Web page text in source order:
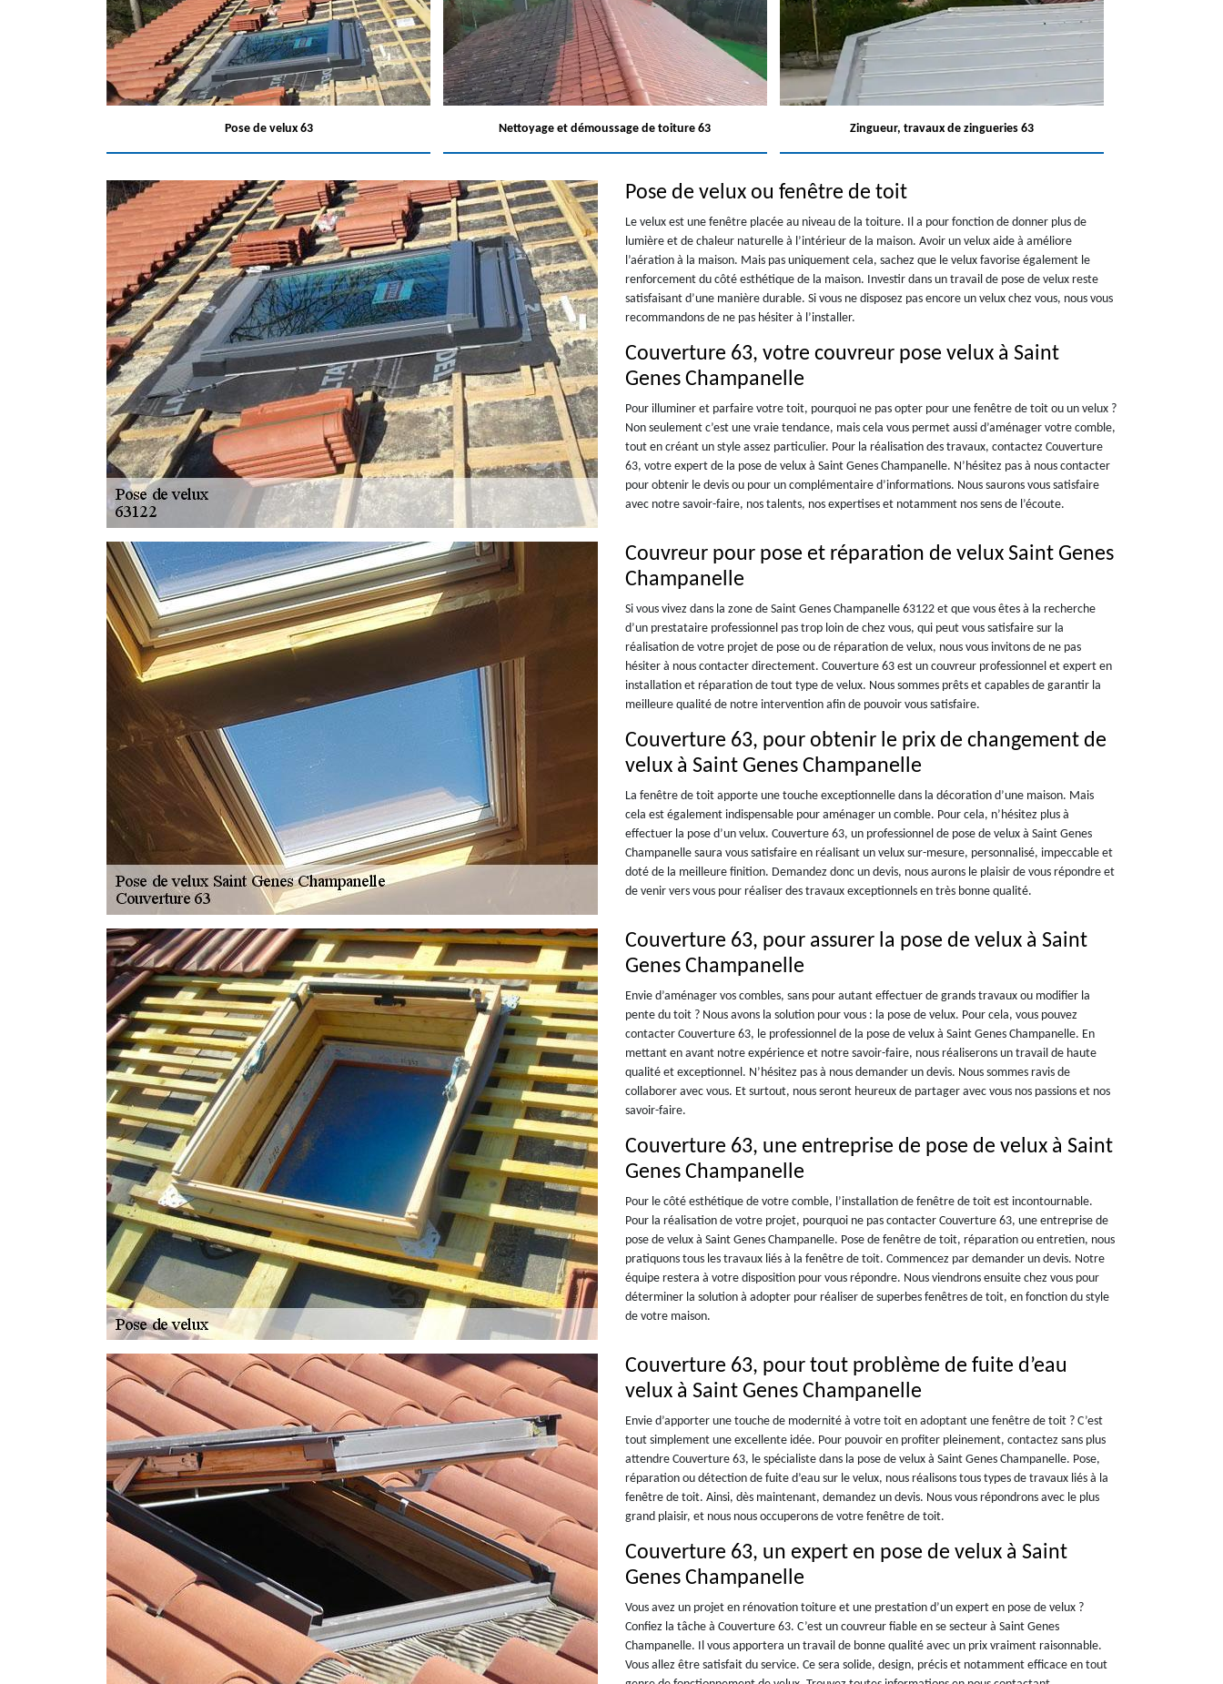
Pose de velux 63 Nettoyage et démoussage de toiture 63 Zingueur, travaux de zingueries 63
Pose de velux ou fenêtre de toit
Le velux est une fenêtre placée au niveau de la toiture. Il a pour fonction de donner plus de
lumière et de chaleur naturelle à l’intérieur de la maison. Avoir un velux aide à améliore
l’aération à la maison. Mais pas uniquement cela, sachez que le velux favorise également le
renforcement du côté esthétique de la maison. Investir dans un travail de pose de velux reste
satisfaisant d’une manière durable. Si vous ne disposez pas encore un velux chez vous, nous vous
recommandons de ne pas hésiter à l’installer.
Couverture 63, votre couvreur pose velux à Saint
Genes Champanelle
Pour illuminer et parfaire votre toit, pourquoi ne pas opter pour une fenêtre de toit ou un velux ?
Non seulement c’est une vraie tendance, mais cela vous permet aussi d’aménager votre comble,
tout en créant un style assez particulier. Pour la réalisation des travaux, contactez Couverture
63, votre expert de la pose de velux à Saint Genes Champanelle. N’hésitez pas à nous contacter
pour obtenir le devis ou pour un complémentaire d’informations. Nous saurons vous satisfaire
avec notre savoir-faire, nos talents, nos expertises et notamment nos sens de l’écoute.
Couvreur pour pose et réparation de velux Saint Genes
Champanelle
Si vous vivez dans la zone de Saint Genes Champanelle 63122 et que vous êtes à la recherche
d’un prestataire professionnel pas trop loin de chez vous, qui peut vous satisfaire sur la
réalisation de votre projet de pose ou de réparation de velux, nous vous invitons de ne pas
hésiter à nous contacter directement. Couverture 63 est un couvreur professionnel et expert en
installation et réparation de tout type de velux. Nous sommes prêts et capables de garantir la
meilleure qualité de notre intervention afin de pouvoir vous satisfaire.
Couverture 63, pour obtenir le prix de changement de
velux à Saint Genes Champanelle
La fenêtre de toit apporte une touche exceptionnelle dans la décoration d’une maison. Mais
cela est également indispensable pour aménager un comble. Pour cela, n’hésitez plus à
effectuer la pose d’un velux. Couverture 63, un professionnel de pose de velux à Saint Genes
Champanelle saura vous satisfaire en réalisant un velux sur-mesure, personnalisé, impeccable et
doté de la meilleure finition. Demandez donc un devis, nous aurons le plaisir de vous répondre et
de venir vers vous pour réaliser des travaux exceptionnels en très bonne qualité.
Couverture 63, pour assurer la pose de velux à Saint
Genes Champanelle
Envie d’aménager vos combles, sans pour autant effectuer de grands travaux ou modifier la
pente du toit ? Nous avons la solution pour vous : la pose de velux. Pour cela, vous pouvez
contacter Couverture 63, le professionnel de la pose de velux à Saint Genes Champanelle. En
mettant en avant notre expérience et notre savoir-faire, nous réaliserons un travail de haute
qualité et exceptionnel. N’hésitez pas à nous demander un devis. Nous sommes ravis de
collaborer avec vous. Et surtout, nous seront heureux de partager avec vous nos passions et nos
savoir-faire.
Couverture 63, une entreprise de pose de velux à Saint
Genes Champanelle
Pour le côté esthétique de votre comble, l’installation de fenêtre de toit est incontournable.
Pour la réalisation de votre projet, pourquoi ne pas contacter Couverture 63, une entreprise de
pose de velux à Saint Genes Champanelle. Pose de fenêtre de toit, réparation ou entretien, nous
pratiquons tous les travaux liés à la fenêtre de toit. Commencez par demander un devis. Notre
équipe restera à votre disposition pour vous répondre. Nous viendrons ensuite chez vous pour
déterminer la solution à adopter pour réaliser de superbes fenêtres de toit, en fonction du style
de votre maison.
Couverture 63, pour tout problème de fuite d’eau
velux à Saint Genes Champanelle
Envie d’apporter une touche de modernité à votre toit en adoptant une fenêtre de toit ? C’est
tout simplement une excellente idée. Pour pouvoir en profiter pleinement, contactez sans plus
attendre Couverture 63, le spécialiste dans la pose de velux à Saint Genes Champanelle. Pose,
réparation ou détection de fuite d’eau sur le velux, nous réalisons tous types de travaux liés à la
fenêtre de toit. Ainsi, dès maintenant, demandez un devis. Nous vous répondrons avec le plus
grand plaisir, et nous nous occuperons de votre fenêtre de toit.
Couverture 63, un expert en pose de velux à Saint
Genes Champanelle
Vous avez un projet en rénovation toiture et une prestation d’un expert en pose de velux ?
Confiez la tâche à Couverture 63. C’est un couvreur fiable en se secteur à Saint Genes
Champanelle. Il vous apportera un travail de bonne qualité avec un prix vraiment raisonnable.
Vous allez être satisfait du service. Ce sera solide, design, précis et notamment efficace en tout